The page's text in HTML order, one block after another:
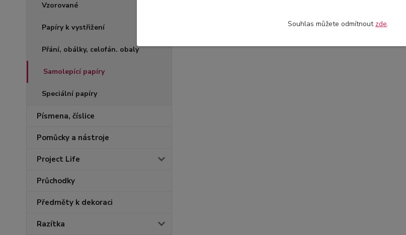
Vzorované
Papíry k vystřižení
Přání, obálky, celofán. obaly
Samolepící papíry
Speciální papíry
Písmena, číslice
Pomůcky a nástroje
Project Life
Průchodky
Předměty k dekoraci
Razítka
Souhlas můžete odmítnout zde.